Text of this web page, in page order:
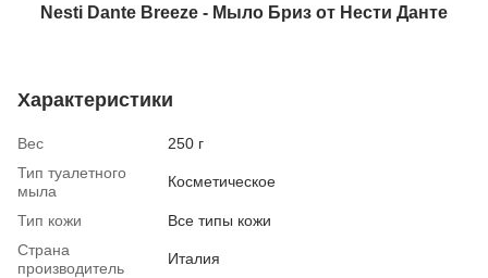
Nesti Dante Breeze - Мыло Бриз от Нести Данте
Характеристики
Вес
250 г
Тип туалетного
мыла
Косметическое
Тип кожи
Все типы кожи
Страна
производитель
Италия